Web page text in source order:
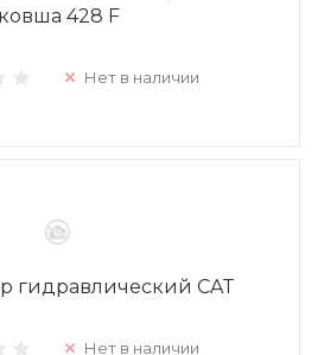
ковша 428 F
Нет в наличии
гидравлический CAT
Нет в наличии